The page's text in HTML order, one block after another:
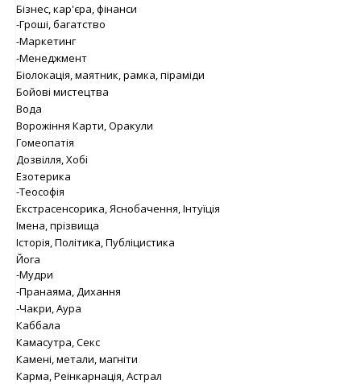
Бізнес, кар'єра, фінанси
-Гроші, багатство
-Маркетинг
-Менеджмент
Біолокація, маятник, рамка, піраміди
Бойові мистецтва
Вода
Ворожіння Карти, Оракули
Гомеопатія
Дозвілля, Хобі
Езотерика
-Теософія
Екстрасенсорика, Яснобачення, Інтуїція
Імена, прізвища
Історія, Політика, Публіцистика
Йога
-Мудри
-Пранаяма, Дихання
-Чакри, Аура
Каббала
Камасутра, Секс
Камені, метали, магніти
Карма, Реінкарнація, Астрал